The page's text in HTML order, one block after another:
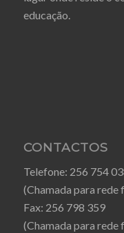
educação.
CONTACTOS
Telefone: 256 754
(Chamada para rede
Fax: 256 798 359
(Chamada para rede